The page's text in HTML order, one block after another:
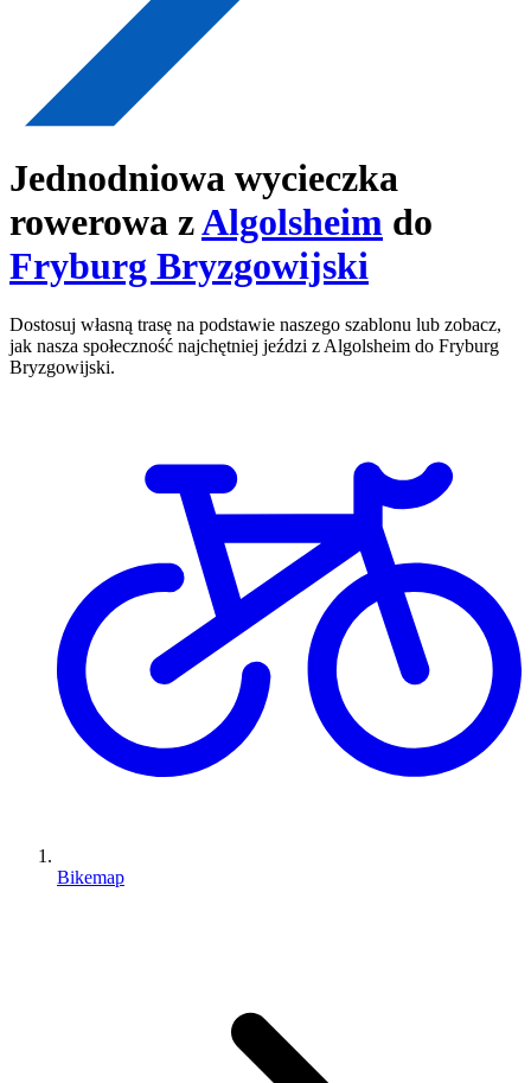
Jednodniowa wycieczka
rowerowa zAlgolsheim do
Fryburg Bryzgowijski
Dostosuj własną trasę na podstawie naszego szablonu lub zobacz,
jak nasza społeczność najchętniej jeździ z Algolsheim do Fryburg
Bryzgowijski.
Bikemap